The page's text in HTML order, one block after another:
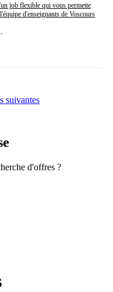
job flexible qui vous permette
d'enseignants de Voscours
suivantes
d'offres ?